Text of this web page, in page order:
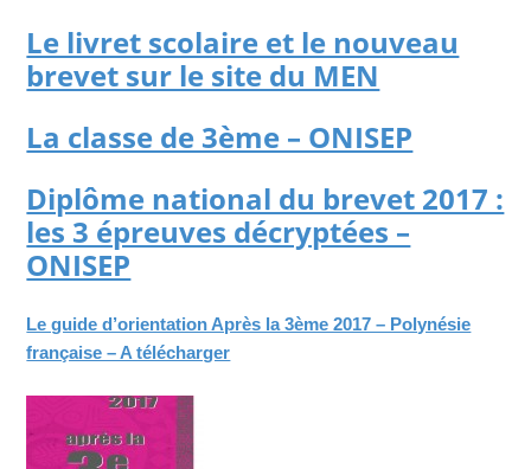
Le livret scolaire et le nouveau
brevet sur le site du MEN
La classe de 3ème – ONISEP
Diplôme national du brevet 2017 :
les 3 épreuves décryptées –
ONISEP
Le guide d’orientation Après la 3ème 2017 – Polynésie
française – A télécharger